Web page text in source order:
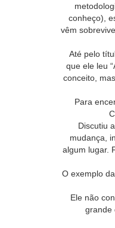
conheço),
vêm
Até pelo
que ele leu
conceito,
Para
Discutiu
mudança,
algum lugar.
O exemplo
Ele não
grande